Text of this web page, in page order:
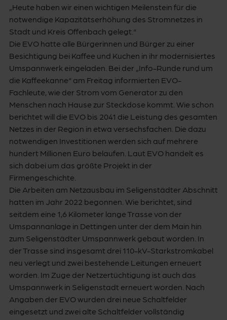
„Heute haben wir einen wichtigen Meilenstein für die
notwendige Kapazitätserhöhung des Stromnetzes in
Stadt und Kreis Offenbach gelegt.“
Die EVO hatte alle Bürgerinnen und Bürger zu einer
Besichtigung bei Kaffee und Kuchen in ihr modernisiertes
Umspannwerk eingeladen. Bei der „Info-Runde rund um
die Kaffeekanne“ am Freitag informierten EVO-
Fachleute, wie der Strom vom Generator zu den
Menschen nach Hause zur Steckdose kommt. Wie schon
berichtet will die EVO bis 2041 die Leistung des gesamten
Netzes in der Region in etwa versechsfachen. Die dazu
notwendigen Investitionen werden sich auf mehrere
hundert Millionen Euro belaufen. Laut EVO handelt es
sich dabei um das größte Projekt in der
Firmengeschichte.
Die Arbeiten am Netzausbau im Seligenstädter Abschnitt
hatten im Jahr 2022 begonnen. Wie berichtet, sind
seitdem eine 1,6 Kilometer lange Trasse von der
Umspannanlage in Dettingen unter der dem Main hin
zum Seligenstädter Umspannwerk gebaut worden. In
der Trasse sind insgesamt drei 110-kV-Starkstromkabel
neu verlegt und zwei bestehende Leitungen erneuert
worden. Im Zuge der Netzertüchtigung ist auch das
Umspannwerk in Seligenstadt erneuert worden. Nach
Angaben der EVO wurden drei neue Schaltfelder
eingesetzt und zwei alte Schaltfelder vollständig